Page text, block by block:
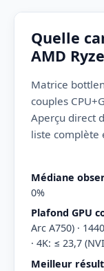
Quelle
AMD
Matrice
couples
Aperçu direct
liste complète
Médiane
0%
Plafond GPU
Arc A750) ·
· 4K: ≤ 23,7
Meilleur